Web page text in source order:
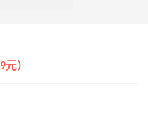
元）